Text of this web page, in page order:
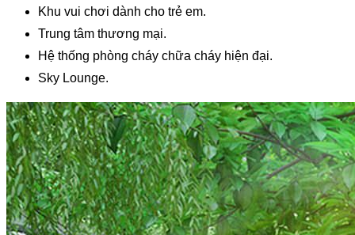
Khu vui chơi dành cho trẻ em.
Trung tâm thương mại.
Hệ thống phòng cháy chữa cháy hiện đại.
Sky Lounge.